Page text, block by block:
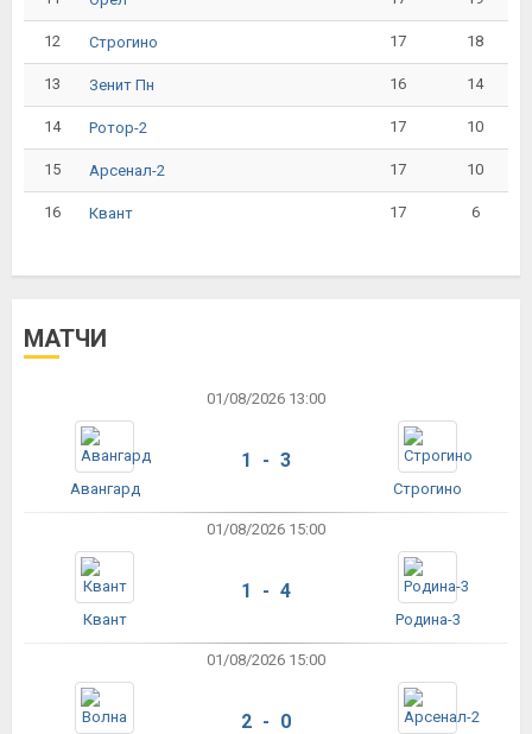
12 Строгино 17 18
13 Зенит Пн 16 14
14 Ротор-2 17 10
15 Арсенал-2 17 10
16 Квант 17 6
МАТЧИ
01/08/2026 13:00
Авангард
1 - 3
Строгино
01/08/2026 15:00
Квант
1 - 4
Родина-3
01/08/2026 15:00
2 - 0